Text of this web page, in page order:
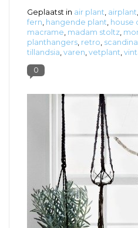
Geplaatst in air plant, airplant,
fern, hangende plant, house
macrame, madam stoltz,
planthangers, retro,
tillandsia, varen, vetplant,
0